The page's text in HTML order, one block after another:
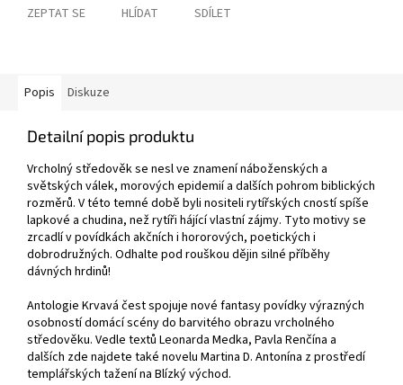
ZEPTAT SE HLÍDAT SDÍLET
Popis Diskuze
Detailní popis produktu
Vrcholný středověk se nesl ve znamení náboženských a
světských válek, morových epidemií a dalších pohrom biblických
rozměrů. V této temné době byli nositeli rytířských cností spíše
lapkové a chudina, než rytíři hájící vlastní zájmy. Tyto motivy se
zrcadlí v povídkách akčních i hororových, poetických i
dobrodružných. Odhalte pod rouškou dějin silné příběhy
dávných hrdinů!
Antologie Krvavá čest spojuje nové fantasy povídky výrazných
osobností domácí scény do barvitého obrazu vrcholného
středověku. Vedle textů Leonarda Medka, Pavla Renčína a
dalších zde najdete také novelu Martina D. Antonína z prostředí
templářských tažení na Blízký východ.